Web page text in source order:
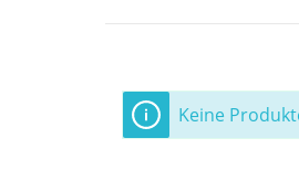
Keine